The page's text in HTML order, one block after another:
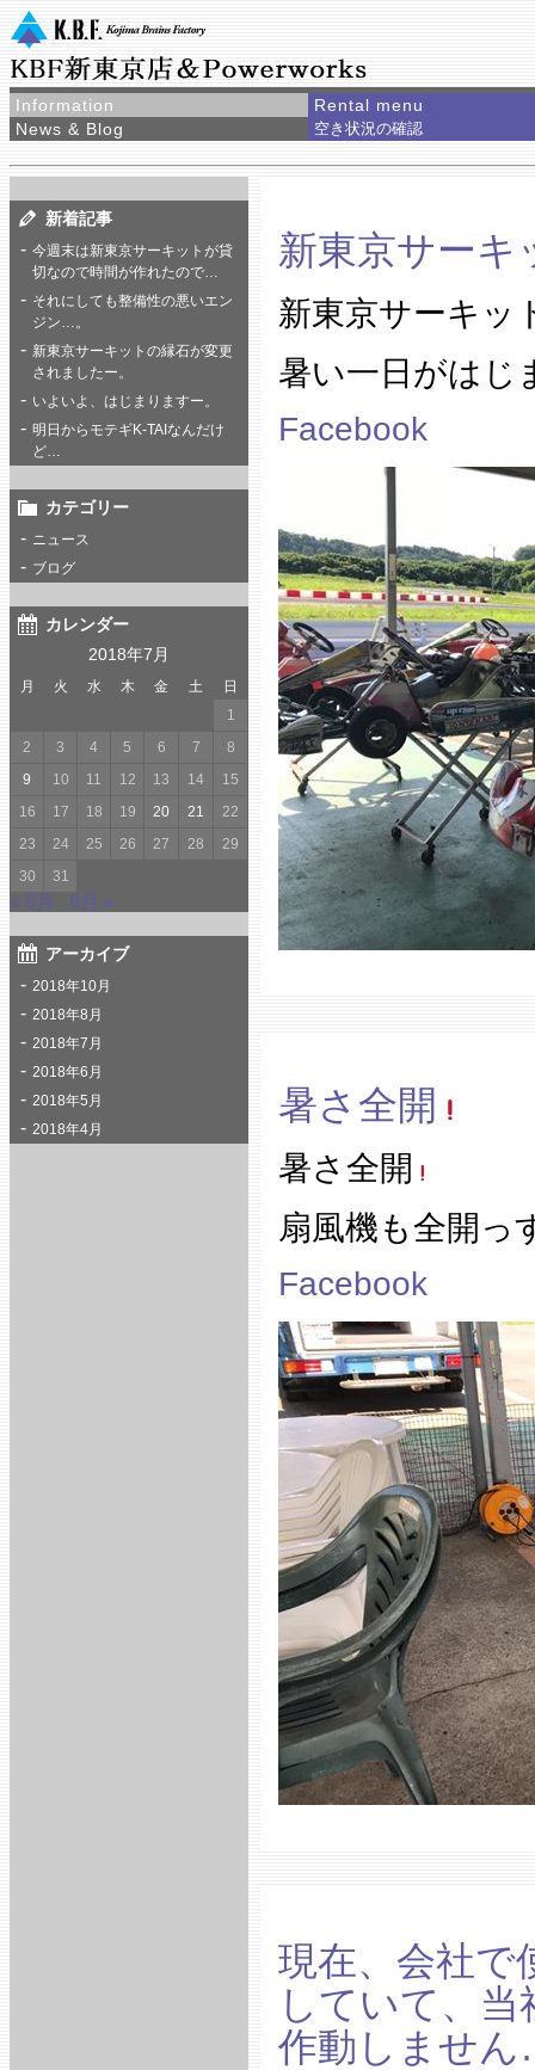
Information
Rental menu
News & Blog
空き状況の確認
新東京サーキ
新東京サーキッ
暑い一日がはじ
Facebook
暑さ全開
暑さ全開
扇風機も全開っ
Facebook
現在、会社で
していて、
作動しませ
新着記事
今週末は新東京サーキットが貸
切なので時間が作れたので…
それにしても整備性の悪いエン
ジン…。
新東京サーキットの縁石が変更
されましたー。
いよいよ、はじまりますー。
明日からモテギK-TAIなんだけ
ど…
カテゴリー
ニュース
ブログ
カレンダー
2018年7月
月 火 水 木 金 土
日
1
2
3 4 5 6 7
8
9
10 11 12 13 14
15
16
17 18 19 20 21
22
23
24 25 26 27 28
29
30
31
« 6月 8月 »
アーカイブ
2018年10月
2018年8月
2018年7月
2018年6月
2018年5月
2018年4月